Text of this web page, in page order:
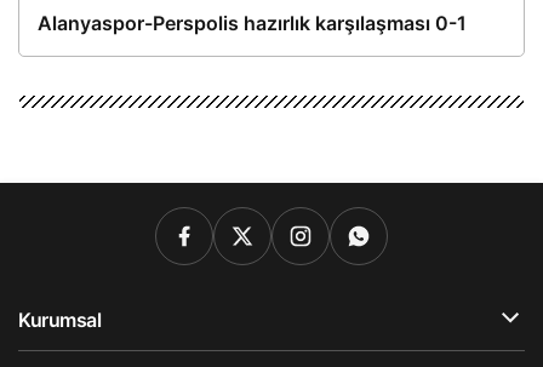
Alanyaspor-Perspolis hazırlık karşılaşması 0-1
Kurumsal